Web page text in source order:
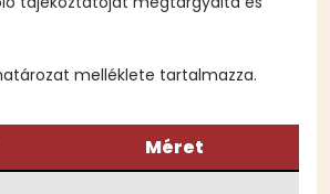
melléklete tartalmazza.
Méret